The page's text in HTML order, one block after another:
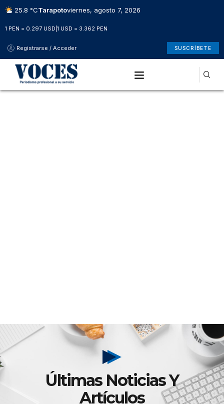
25.8 °CTarapotoviernes, agosto 7, 2026
1 PEN = 0.297 USD 1 USD = 3.362 PEN
Registrarse / Acceder SUSCRÍBETE
Últimas Noticias Y
Artículos